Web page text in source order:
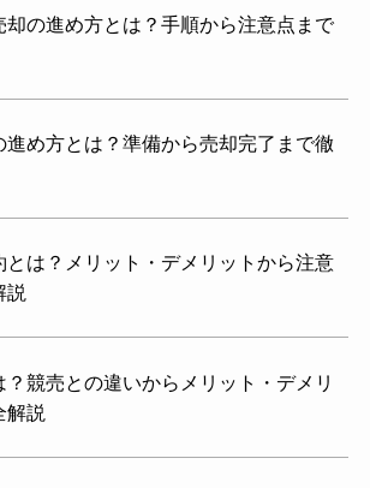
却の進め方とは？手順から注意点まで
進め方とは？準備から売却完了まで徹
とは？メリット・デメリットから注意
説
？競売との違いからメリット・デメリ
解説